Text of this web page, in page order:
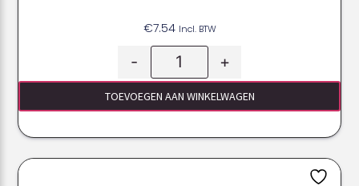
€7.54 Incl. BTW
- +
TOEVOEGEN AAN WINKELWAGEN